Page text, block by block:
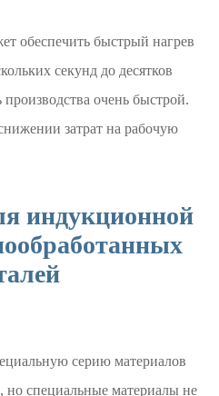
обеспечить быстрый нагрев
секунд до десятков
производства очень быстрой.
затрат на рабочую
индукционной
серию материалов
но специальные материалы не